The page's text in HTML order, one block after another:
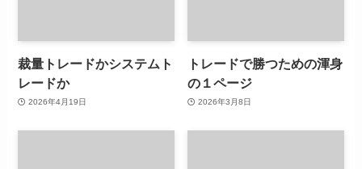
裁量トレードかシステムト
レードか
2026年4月19日
トレードで勝つための渾身
の１ページ
2026年3月8日